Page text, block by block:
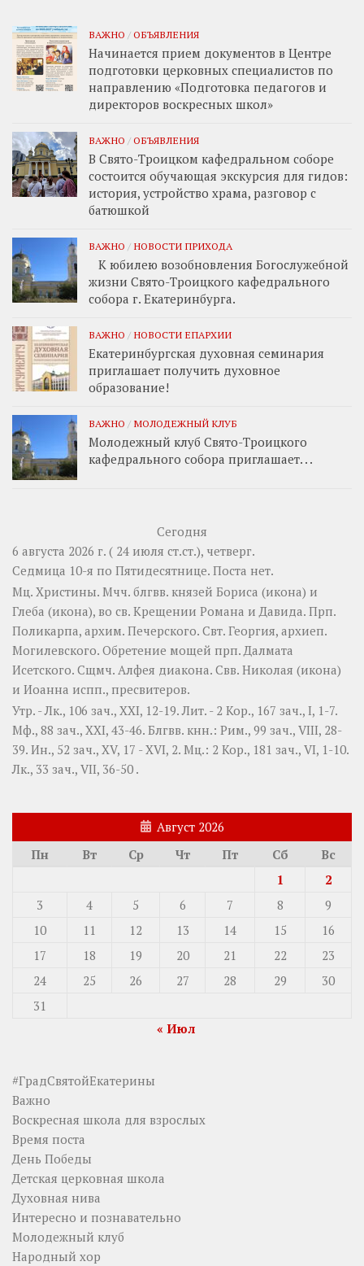
ВАЖНО / ОБЪЯВЛЕНИЯ
Начинается прием документов в Центре
подготовки церковных специалистов по
направлению «Подготовка педагогов и
директоров воскресных школ»
ВАЖНО / ОБЪЯВЛЕНИЯ
В Свято-Троицком кафедральном соборе
состоится обучающая экскурсия для гидов:
история, устройство храма, разговор с
батюшкой
ВАЖНО / НОВОСТИ ПРИХОДА
К юбилею возобновления Богослужебной
жизни Свято-Троицкого кафедрального
собора г. Екатеринбурга.
ВАЖНО / НОВОСТИ ЕПАРХИИ
Екатеринбургская духовная семинария
приглашает получить духовное
образование!
ВАЖНО / МОЛОДЕЖНЫЙ КЛУБ
Молодежный клуб Свято-Троицкого
кафедрального собора приглашает. . .
Сегодня
6 августа 2026 г. ( 24 июля ст.ст.), четверг.
Седмица 10-я по Пятидесятнице. Поста нет.
Мц. Христины. Мчч. блгвв. князей Бориса (икона) и
Глеба (икона), во св. Крещении Романа и Давида. Прп.
Поликарпа, архим. Печерского. Свт. Георгия, архиеп.
Могилевского. Обретение мощей прп.Далмата
Исетского. Сщмч. Алфея диакона. Свв. Николая (икона)
и Иоанна испп., пресвитеров.
Утр. -Лк., 106 зач., XXI, 12-19.Лит. - 2 Кор., 167 зач., I, 1-7.
Мф., 88 зач., XXI, 43-46. Блгвв. кнн.: Рим., 99 зач., VIII, 28-
39. Ин., 52 зач., XV, 17 - XVI, 2. Мц.: 2 Кор., 181 зач., VI, 1-10.
Лк., 33 зач., VII, 36-50 .
Август 2026
Пн
Вт Ср Чт Пт Сб
Вс
1
2
3
4 5 6 7 8
9
10
11 12 13 14 15
16
17
18 19 20 21 22
23
24
25 26 27 28 29
30
31
« Июл
#ГрадСвятойЕкатерины
Важно
Воскресная школа для взрослых
Время поста
День Победы
Детская церковная школа
Духовная нива
Интересно и познавательно
Молодежный клуб
Народный хор